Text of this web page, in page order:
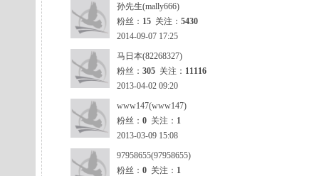
孙先生(mally666)
粉丝： 15 关注： 5430
2014-09-07 17:25
马日本(82268327)
粉丝： 305 关注： 11116
2013-04-02 09:20
www147(www147)
粉丝： 0 关注： 1
2013-03-09 15:08
97958655(97958655)
粉丝： 0 关注： 1